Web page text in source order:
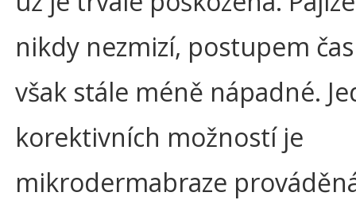
nikdy nezmizí, postupem
však stále méně nápadné.
korektivních možností je
mikrodermabraze